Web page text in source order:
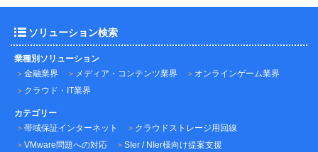
ソリューション検索
業種別ソリューション
金融業界
メディア・コンテンツ業界
オンラインゲーム業界
クラウド・IT業界
カテゴリー
帯域保証インターネット
クラウドストレージ用回線
VMware問題への対応
SIer / NIer様向け提案支援